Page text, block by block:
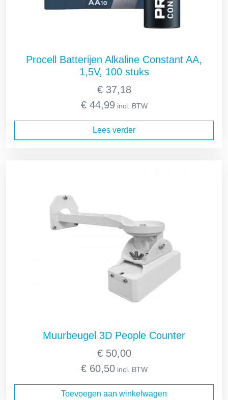
Procell Batterijen Alkaline Constant AA,
1,5V, 100 stuks
€37,18
€44,99 incl. BTW
Lees verder
Muurbeugel 3D People Counter
€50,00
€60,50incl. BTW
Toevoegen aan winkelwagen